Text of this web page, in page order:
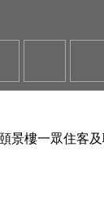
樓一眾住客